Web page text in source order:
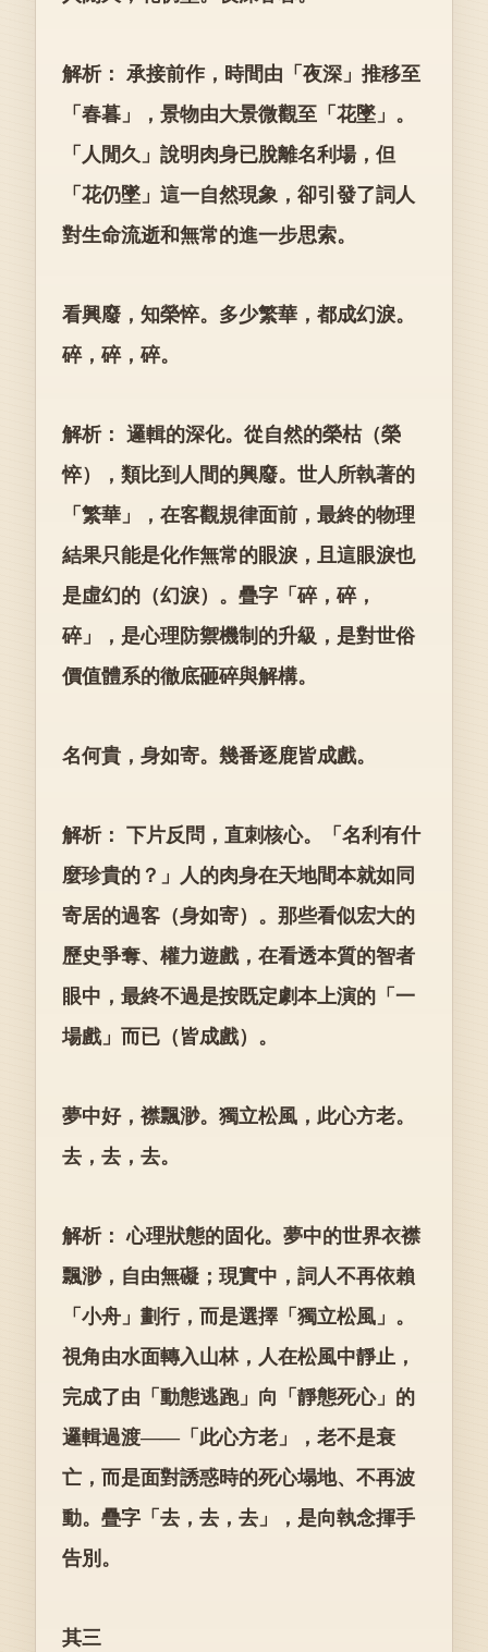
解析： 承接前作，時間由「夜深」推移至
「春暮」，景物由大景微觀至「花墜」。
「人閒久」說明肉身已脫離名利場，但
「花仍墜」這一自然現象，卻引發了詞人
對生命流逝和無常的進一步思索。
看興廢，知榮悴。多少繁華，都成幻淚。
碎，碎，碎。
解析： 邏輯的深化。從自然的榮枯（榮
悴），類比到人間的興廢。世人所執著的
「繁華」，在客觀規律面前，最終的物理
結果只能是化作無常的眼淚，且這眼淚也
是虛幻的（幻淚）。疊字「碎，碎，
碎」，是心理防禦機制的升級，是對世俗
價值體系的徹底砸碎與解構。
名何貴，身如寄。幾番逐鹿皆成戲。
解析： 下片反問，直刺核心。「名利有什
麼珍貴的？」人的肉身在天地間本就如同
寄居的過客（身如寄）。那些看似宏大的
歷史爭奪、權力遊戲，在看透本質的智者
眼中，最終不過是按既定劇本上演的「一
場戲」而已（皆成戲）。
夢中好，襟飄渺。獨立松風，此心方老。
去，去，去。
解析： 心理狀態的固化。夢中的世界衣襟
飄渺，自由無礙；現實中，詞人不再依賴
「小舟」劃行，而是選擇「獨立松風」。
視角由水面轉入山林，人在松風中靜止，
完成了由「動態逃跑」向「靜態死心」的
邏輯過渡——「此心方老」，老不是衰
亡，而是面對誘惑時的死心塌地、不再波
動。疊字「去，去，去」，是向執念揮手
告別。
其三